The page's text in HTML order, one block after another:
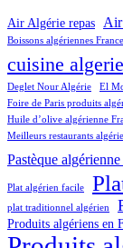
Air Algérie repas Air
Boissons algériennes France
cuisine algerie
Deglet Nour Algérie El
Foire de Paris produits
Huile d’olive algérienne
Meilleurs restaurants
Pastèque
Plat algérien facile
plat traditionnel algérien
Produits algériens en